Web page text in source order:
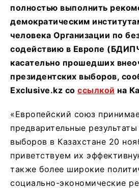
полностью выполнить
демократическим
человека Организации по
содействию в Европе
касательно прошедших
президентских выборов,
Exclusive.kz со ссылкой на
«Европейский союз
предварительные
выборов в Казахстане 20
приветствуем их
также более широкие
социально-экономические